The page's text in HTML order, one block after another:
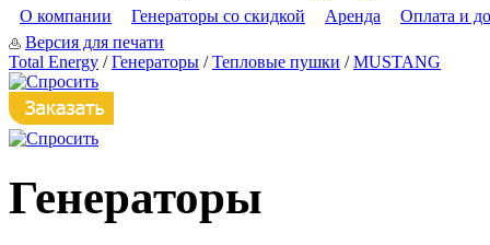
О компании Генераторы со скидкой Аренда
Оплата и
Версия для печати
Total Energy /Генераторы /Тепловые пушки /MUSTANG
Генераторы